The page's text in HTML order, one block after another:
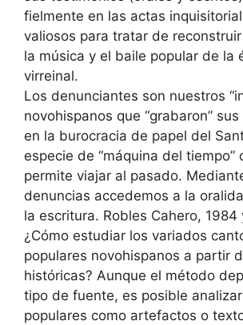
fielmente en las actas
valiosos para tratar de
la música y el baile popular de la
virreinal.
Los denunciantes son nuestros
novohispanos que “grabaron”
en la burocracia de papel del
especie de “máquina del tiempo”
permite viajar al pasado.
denuncias accedemos a la
la escritura. Robles Cahero, 1984
¿Cómo estudiar los variados
populares novohispanos a partir
históricas? Aunque el método
tipo de fuente, es posible
populares como artefactos o